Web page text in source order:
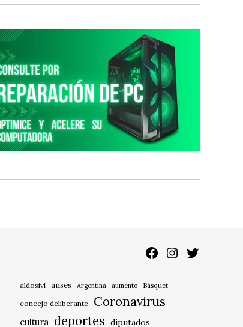
Facebook
Instagram
Twitter
aldosivi anses Argentina aumento
Básquet
concejo deliberante
Coronavirus
cultura deportes diputados